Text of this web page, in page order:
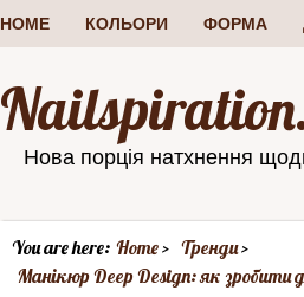
HOME КОЛЬОРИ ФОРМА
Нова порція натхнення
You are here: Home
Тренди
Манікюр Deep Design: як зробити